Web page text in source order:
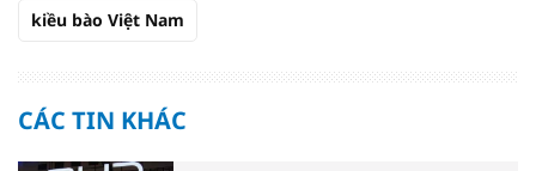
kiều bào Việt Nam
CÁC TIN KHÁC